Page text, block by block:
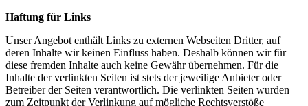
Haftung für Links
Unser Angebot enthält Links zu externen Webseiten Dritter, auf
deren Inhalte wir keinen Einfluss haben. Deshalb können wir für
diese fremden Inhalte auch keine Gewähr übernehmen. Für die
Inhalte der verlinkten Seiten ist stets der jeweilige Anbieter oder
Betreiber der Seiten verantwortlich. Die verlinkten Seiten wurden
zum Zeitpunkt der Verlinkung auf mögliche Rechtsverstöße